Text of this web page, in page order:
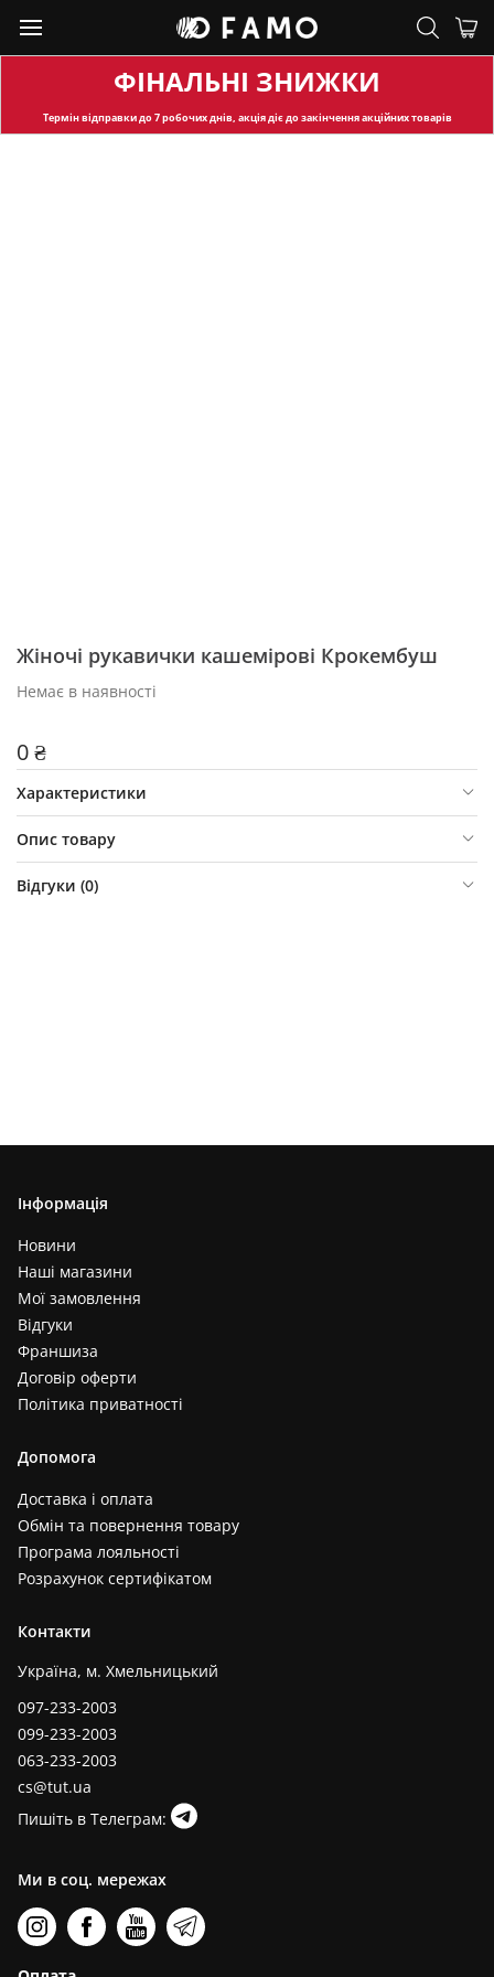
ФІНАЛЬНІ ЗНИЖКИ
Термін відправкидо 7 робочих днів, акція діє до закінчення акційних товарів
Жіночі рукавички кашемірові Крокембуш
Немає в наявності
0 ₴
Характеристики
Опис товару
Відгуки (0)
Інформація
Новини
Наші магазини
Мої замовлення
Відгуки
Франшиза
Договір оферти
Політика приватності
Допомога
Доставка і оплата
Обмін та повернення товару
Програма лояльності
Розрахунок сертифікатом
Контакти
Україна, м. Хмельницький
097-233-2003
099-233-2003
063-233-2003
cs@tut.ua
Пишіть в Телеграм:
Ми в соц. мережах